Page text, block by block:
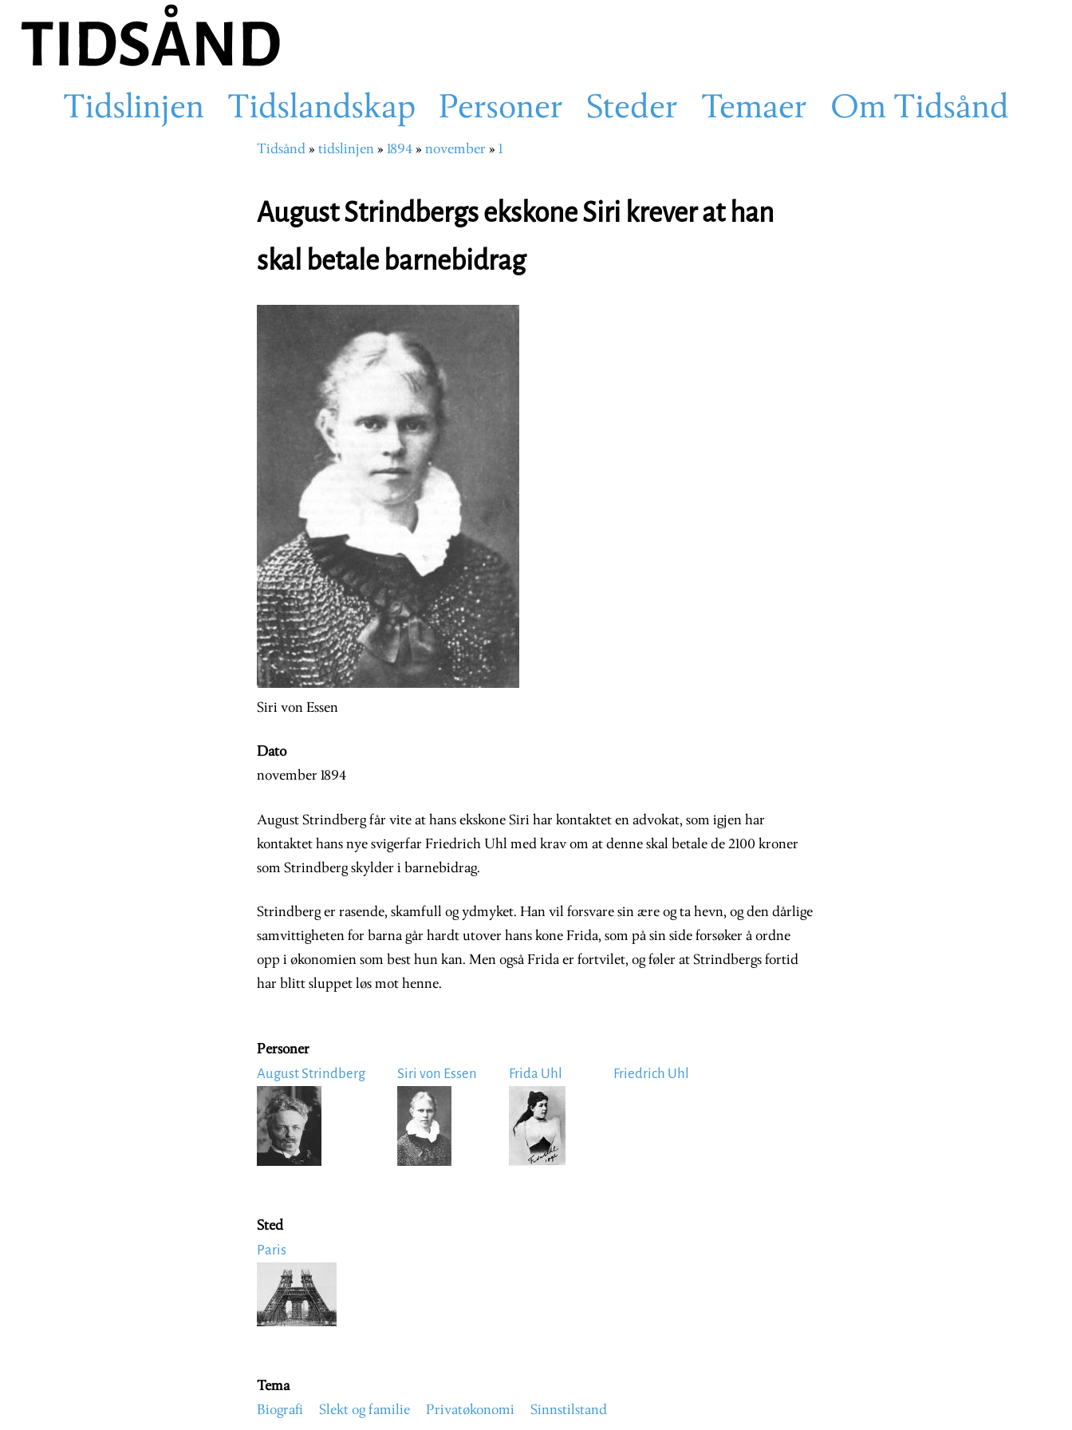
hovedinnhold
Main
Tidslinjen Tidslandskap Personer Steder Temaer Om Tidsånd
Navigasjonssti
Tidsånd tidslinjen 1894 november 1
August Strindbergs ekskone Siri krever at han
skal betale barnebidrag
Siri von Essen
Dato
november 1894
August Strindberg får vite at hans ekskone Siri har kontaktet en advokat, som igjen har
kontaktet hans nye svigerfar Friedrich Uhl med krav om at denne skal betale de 2100 kroner
som Strindberg skylder i barnebidrag.
Strindberg er rasende, skamfull og ydmyket. Han vil forsvare sin ære og ta hevn, og den dårlige
samvittigheten for barna går hardt utover hans kone Frida, som på sin side forsøker å ordne
opp i økonomien som best hun kan. Men også Frida er fortvilet, og føler at Strindbergs fortid
har blitt sluppet løs mot henne.
Personer
August Strindberg
Image
Siri von Essen
Image
Frida Uhl
Image
Friedrich Uhl
Sted
Paris
Image
Tema
Biografi
Slekt og familie Privatøkonomi Sinnstilstand